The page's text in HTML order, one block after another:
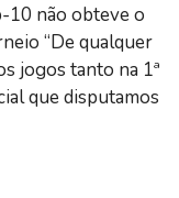
10 não obteve o
“De qualquer
jogos tanto na 1ª
que disputamos